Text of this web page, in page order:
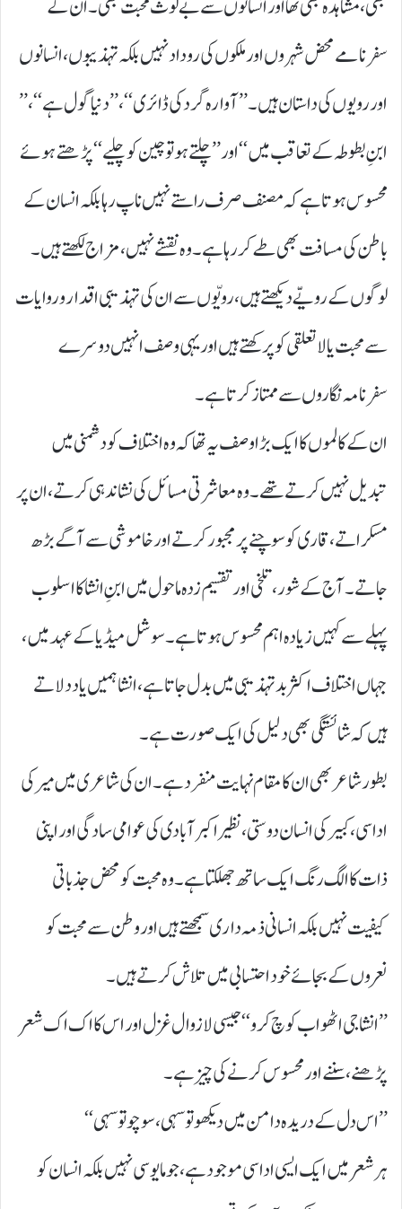
بھی، مشاہدہ بھی تھا اور انسانوں سے بے لوث محبت بھی۔ان کے
سفرنامے محض شہروں اور ملکوں کی روداد نہیں بلکہ تہذیبوں، انسانوں
اور رویوں کی داستان ہیں۔ ’’ آوارہ گرد کی ڈائری‘‘ ، ’’ دنیا گول ہے‘‘، ’’
ابنِ بطوطہ کے تعاقب میں‘‘ اور ’’ چلتے ہو تو چین کو چلیے‘‘ پڑھتے ہوئے
محسوس ہوتا ہے کہ مصنف صرف راستے نہیں ناپ رہا بلکہ انسان کے
باطن کی مسافت بھی طے کر رہا ہے۔ وہ نقشے نہیں، مزاج لکھتے ہیں۔
لوگوں کے رویّے دیکھتے ہیں، رویّوں سے ان کی تہذیبی اقدار و روایات
سے محبت یا لاتعلقی کو پرکھتے ہیں اور یہی وصف انہیں دوسرے
سفرنامہ نگاروں سے ممتاز کرتا ہے۔
ان کے کالموں کا ایک بڑا وصف یہ تھا کہ وہ اختلاف کو دشمنی میں
تبدیل نہیں کرتے تھے۔ وہ معاشرتی مسائل کی نشاندہی کرتے، ان پر
مسکراتے، قاری کو سوچنے پر مجبور کرتے اور خاموشی سے آگے بڑھ
جاتے۔ آج کے شور، تلخی اور تقسیم زدہ ماحول میں ابنِ انشا کا اسلوب
پہلے سے کہیں زیادہ اہم محسوس ہوتا ہے۔ سوشل میڈیا کے عہد میں،
جہاں اختلاف اکثر بدتہذیبی میں بدل جاتا ہے، انشا ہمیں یاد دلاتے
ہیں کہ شائستگی بھی دلیل کی ایک صورت ہے۔
بطور شاعر بھی ان کا مقام نہایت منفرد ہے۔ ان کی شاعری میں میر کی
اداسی، کبیر کی انسان دوستی، نظیر اکبرآبادی کی عوامی سادگی اور اپنی
ذات کا الگ رنگ ایک ساتھ جھلکتا ہے۔ وہ محبت کو محض جذباتی
کیفیت نہیں بلکہ انسانی ذمہ داری سمجھتے ہیں اور وطن سے محبت کو
نعروں کے بجائے خود احتسابی میں تلاش کرتے ہیں۔
’’ انشا جی اٹھو اب کوچ کرو‘‘ جیسی لازوال غزل اور اس کا اک اک شعر
پڑھنے، سننے اور محسوس کرنے کی چیز ہے۔
’’ اس دل کے دریدہ دامن میں دیکھو تو سہی، سوچو تو سہی‘‘
ہر شعر میں ایک ایسی اداسی موجود ہے، جو مایوسی نہیں بلکہ انسان کو